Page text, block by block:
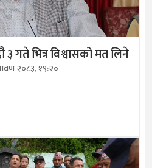
३ गते भित्र विश्वासको मत लिने
२०८३, १९:२०